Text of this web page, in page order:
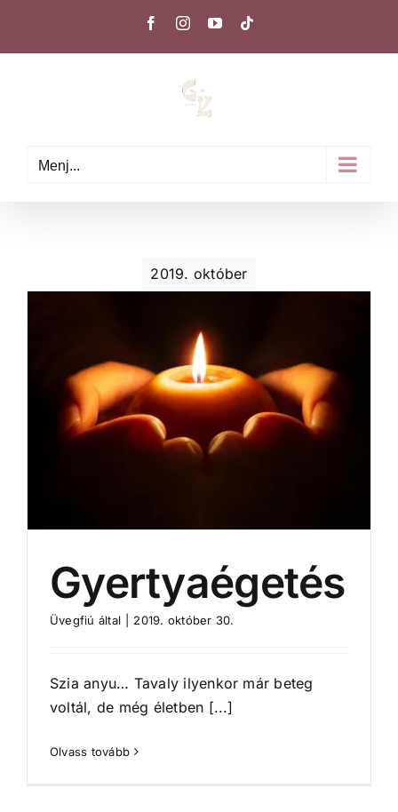
FacebookInstagramYouTube
Menj...
2019. október
Gyertyaégetés
Üvegfiú által 2019. október 30.
Szia anyu… Tavaly ilyenkor már beteg
voltál, de még életben [...]
Olvass tovább